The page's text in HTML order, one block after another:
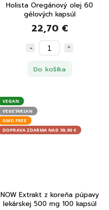
Holista Oregánový olej 60
gélových kapsúl
22,70 €
Do košíka
VEGAN
VEGETARIAN
GMO FREE
DOPRAVA ZDARMA NAD 39,90 €
NOW Extrakt z koreňa púpavy
lekárskej 500 mg 100 kapsúl